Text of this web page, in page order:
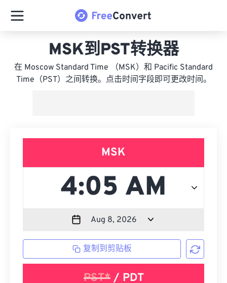
MSK到PST转换器
在 Moscow Standard Time （MSK）和 Pacific Standard
Time（PST）之间转换。点击时间字段即可更改时间。
MSK
复制到剪贴板
PST*/ PDT